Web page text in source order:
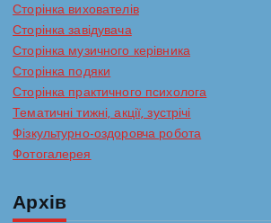
Сторінка вихователів
Сторінка завідувача
Сторінка музичного керівника
Сторінка подяки
Сторінка практичного психолога
Тематичні тижні, акції, зустрічі
Фізкультурно-оздоровча робота
Фотогалерея
Архів